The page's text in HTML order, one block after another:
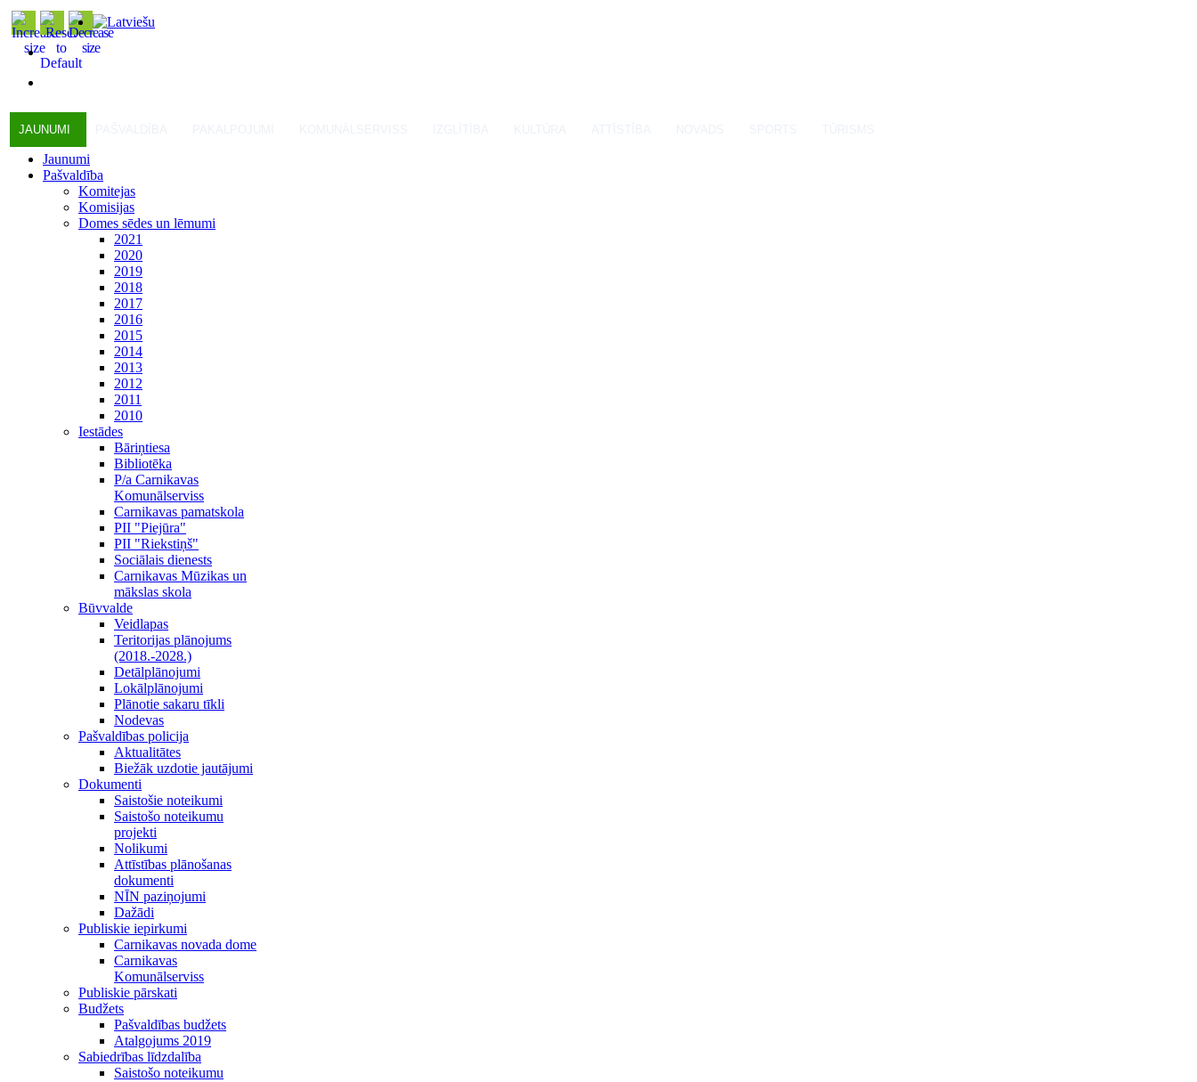
JAUNUMI
Jaunumi
Pašvaldība
Komitejas
Komisijas
Domes sēdes un lēmumi
2021
2020
2019
2018
2017
2016
2015
2014
2013
2012
2011
2010
Iestādes
Bāriņtiesa
Bibliotēka
P/a Carnikavas
Komunālserviss
Carnikavas pamatskola
PII "Piejūra"
PII "Riekstiņš"
Sociālais dienests
Carnikavas Mūzikas un
mākslas skola
Būvvalde
Veidlapas
Teritorijas plānojums
(2018.-2028.)
Detālplānojumi
Lokālplānojumi
Plānotie sakaru tīkli
Nodevas
Pašvaldības policija
Aktualitātes
Biežāk uzdotie jautājumi
Dokumenti
Saistošie noteikumi
Saistošo noteikumu
projekti
Nolikumi
Attīstības plānošanas
dokumenti
NĪN paziņojumi
Dažādi
Publiskie iepirkumi
Carnikavas novada dome
Carnikavas
Komunālserviss
Publiskie pārskati
Budžets
Pašvaldības budžets
Atalgojums 2019
Sabiedrības līdzdalība
Saistošo noteikumu